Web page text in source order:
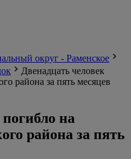
округ - Раменское
Двенадцать человек
района за пять месяцев
на
района за пять